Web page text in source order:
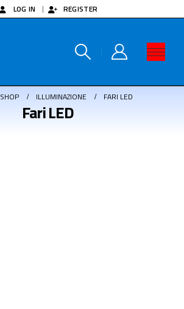
LOG IN REGISTER
SHOP ILLUMINAZIONE FARI LED
Fari LED